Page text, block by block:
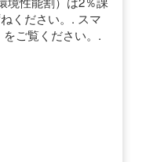
ください。. スマ
ご覧ください。.